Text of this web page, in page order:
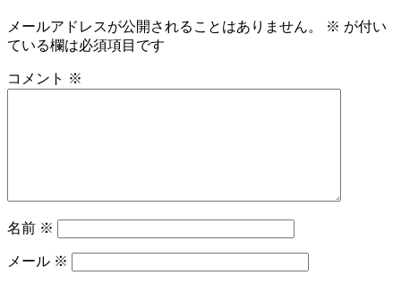
ー
シ
メールアドレスが公開されることはありません。 ※ が付い
ている欄は必須項目です
コメント ※
名前 ※
メール ※